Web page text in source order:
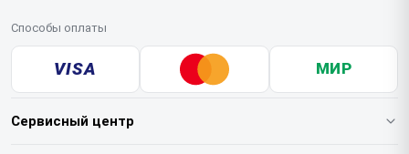
Способы оплаты
VISA МИР
Сервисный центр